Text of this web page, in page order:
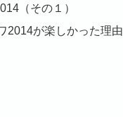
（その１）
2014が楽しかった理由